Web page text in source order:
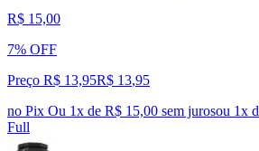
R$ 15,00
7% OFF
Preço R$ 13,95R$ 13,95
no Pix Ou 1x de R$ 15,00 sem jurosou 1x
Full